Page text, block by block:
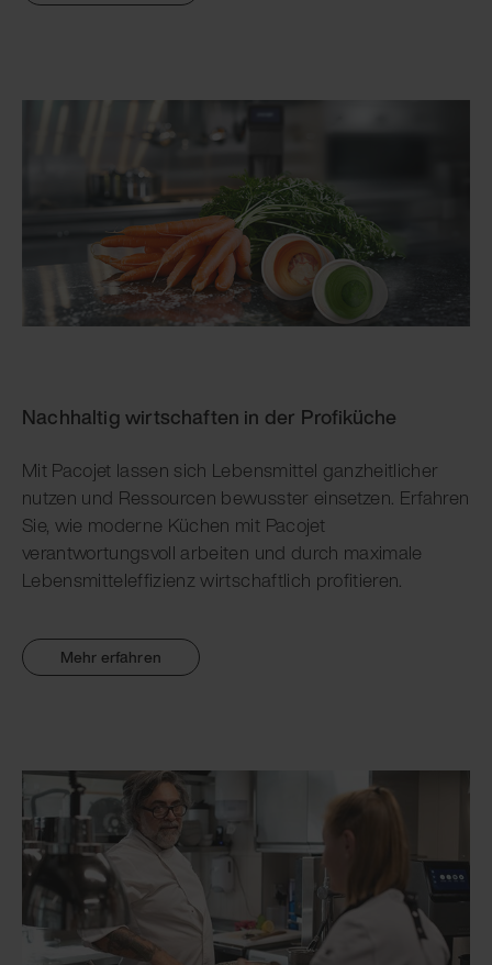
Nachhaltig wirtschaften in der Profiküche
Mit Pacojet lassen sich Lebensmittel ganzheitlicher
nutzen und Ressourcen bewusster einsetzen. Erfahren
Sie, wie moderne Küchen mit Pacojet
verantwortungsvoll arbeiten und durch maximale
Lebensmitteleffizienz wirtschaftlich profitieren.
Mehr erfahren